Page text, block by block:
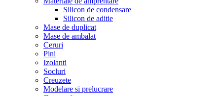
Silicon de condensare
Silicon de aditie
Mase de duplicat
Mase de ambalat
Ceruri
Pini
Izolanti
Socluri
Creuzete
Modelare si prelucrare